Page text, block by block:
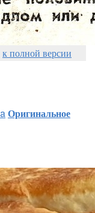
к полной версии
Оригинальное